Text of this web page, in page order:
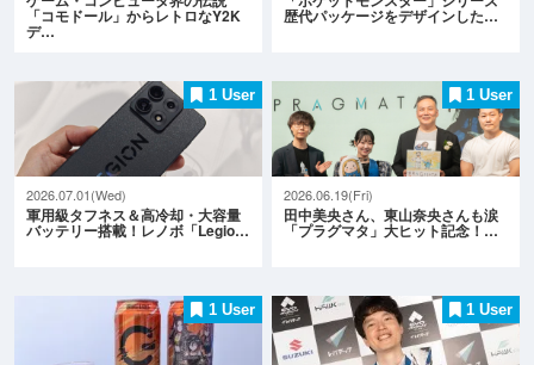
「コモドール」からレトロなY2K
デ…
歴代パッケージをデザインした…
1 User
2026.07.01(Wed)
軍用級タフネス＆高冷却・大容量
バッテリー搭載！レノボ「Legio…
1 User
2026.06.19(Fri)
田中美央さん、東山奈央さんも涙
「プラグマタ」大ヒット記念！…
1 User 1 User